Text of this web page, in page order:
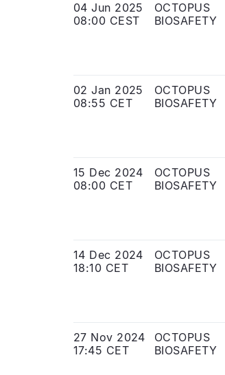
04 Jun 2025
08:00 CEST
OCTOPUS
BIOSAFETY
02 Jan 2025
08:55 CET
OCTOPUS
BIOSAFETY
15 Dec 2024
08:00 CET
OCTOPUS
BIOSAFETY
14 Dec 2024
18:10 CET
OCTOPUS
BIOSAFETY
27 Nov 2024
17:45 CET
OCTOPUS
BIOSAFETY